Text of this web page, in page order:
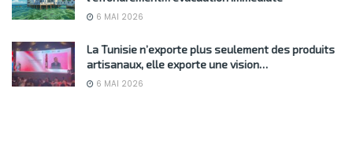
6 MAI 2026
La Tunisie n’exporte plus seulement des produits
artisanaux, elle exporte une vision…
6 MAI 2026